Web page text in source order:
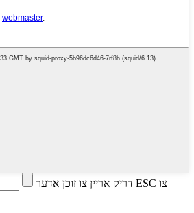
דריק אריין צו זוכן אדער ESC צו